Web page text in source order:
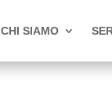
CHI SIAMO